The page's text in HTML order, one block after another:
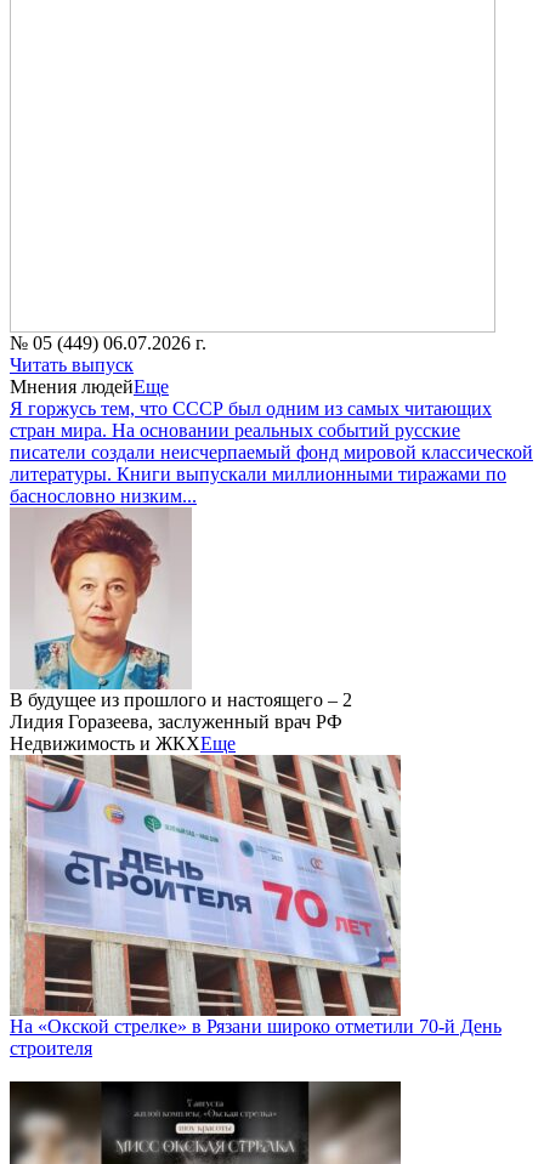
№ 05 (449) 06.07.2026 г.
Читать выпуск
Мнения людейЕще
Я горжусь тем, что СССР был одним из самых читающих
стран мира. На основании реальных событий русские
писатели создали неисчерпаемый фонд мировой классической
литературы. Книги выпускали миллионными тиражами по
баснословно низким...
В будущее из прошлого и настоящего – 2
Лидия Горазеева, заслуженный врач РФ
Недвижимость и ЖКХЕще
На «Окской стрелке» в Рязани широко отметили 70-й День
строителя